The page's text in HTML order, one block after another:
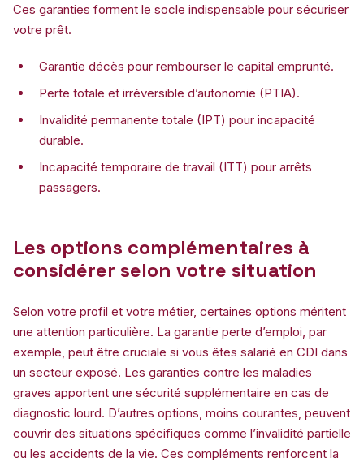
Ces garanties forment le socle indispensable pour sécuriser
votre prêt.
Garantie décès pour rembourser le capital emprunté.
Perte totale et irréversible d’autonomie (PTIA).
Invalidité permanente totale (IPT) pour incapacité
durable.
Incapacité temporaire de travail (ITT) pour arrêts
passagers.
Les options complémentaires à
considérer selon votre situation
Selon votre profil et votre métier, certaines options méritent
une attention particulière. La garantie perte d’emploi, par
exemple, peut être cruciale si vous êtes salarié en CDI dans
un secteur exposé. Les garanties contre les maladies
graves apportent une sécurité supplémentaire en cas de
diagnostic lourd. D’autres options, moins courantes, peuvent
couvrir des situations spécifiques comme l’invalidité partielle
ou les accidents de la vie. Ces compléments renforcent la